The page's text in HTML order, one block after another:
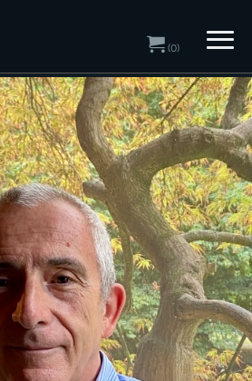
(0)